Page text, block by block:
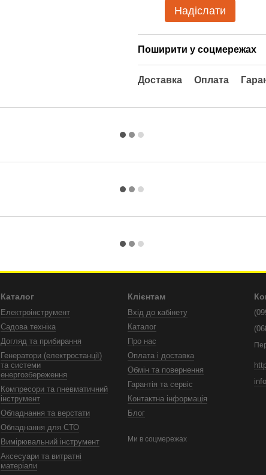
Надіслати
Поширити у соцмережах
Доставка Оплата
Каталог
Електроінструмент
Садова техніка
Догляд та прибирання
Генератори (електростанції)
та системи
енергозбереження
Компресори та пневматичний
інструмент
Обладнання та верстати
Обладнання для СТО
Вимірювальний інструмент
Аксесуари та витратні
матеріали
Клієнтам
Вхід до кабінету
Каталог
Про нас
Оплата і доставка
Обмін та повернення
Гарантія та сервіс
Контактна інформація
Блог
Ми в соцмережах